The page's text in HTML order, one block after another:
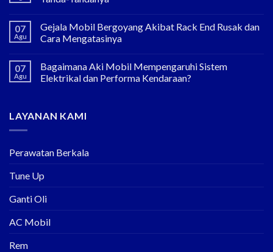
07
Agu
Gejala Mobil Bergoyang Akibat Rack End Rusak dan
Cara Mengatasinya
07
Agu
Bagaimana Aki Mobil Mempengaruhi Sistem
Elektrikal dan Performa Kendaraan?
LAYANAN KAMI
Perawatan Berkala
Tune Up
Ganti Oli
AC Mobil
Rem